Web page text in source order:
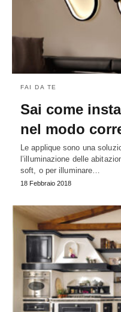
FAI DA TE
Sai come
nel modo
Le applique sono una
l’illuminazione delle
soft, o per illuminare…
18 Febbraio 2018